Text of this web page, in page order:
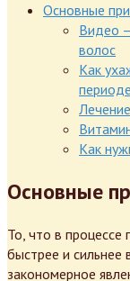
Основные
Видео
волос
Как
периоде
Лечение
Как
Основные
То, что в процессе
быстрее и
закономерное